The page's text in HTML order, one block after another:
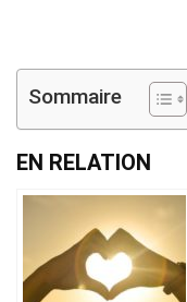
Sommaire
EN RELATION